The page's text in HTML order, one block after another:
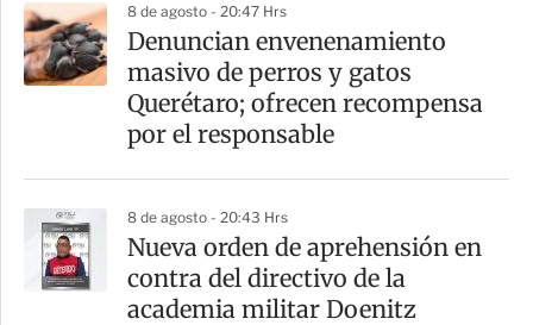
a
r
t
8 de agosto - 20:47 Hrs
Denuncian envenenamiento
masivo de perros y gatos
Querétaro; ofrecen recompensa
por el responsable
8 de agosto - 20:43 Hrs
Nueva orden de aprehensión en
contra del directivo de la
academia militar Doenitz